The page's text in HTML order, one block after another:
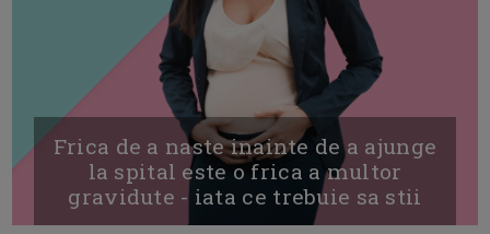
Frica de a naste inainte de a ajunge
la spital este o frica a multor
gravidute - iata ce trebuie sa stii